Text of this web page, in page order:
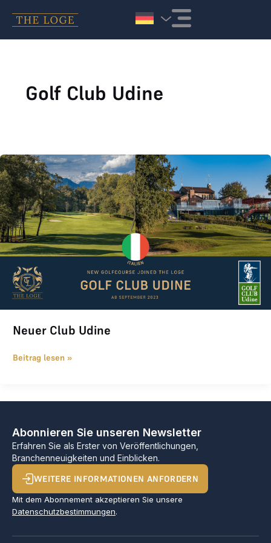
Golf Club Udine
Neuer Club Udine
Neuer Club Udine
Beitrag lesen »
Abonnieren Sie unseren Newsletter
Erfahren Sie als Erster von Veröffentlichungen,
Branchenneuigkeiten und Einblicken.
WEITERE INFORMATIONEN ANFORDERN
Mit dem Abonnement akzeptieren Sie unsere
Datenschutzbestimmungen.